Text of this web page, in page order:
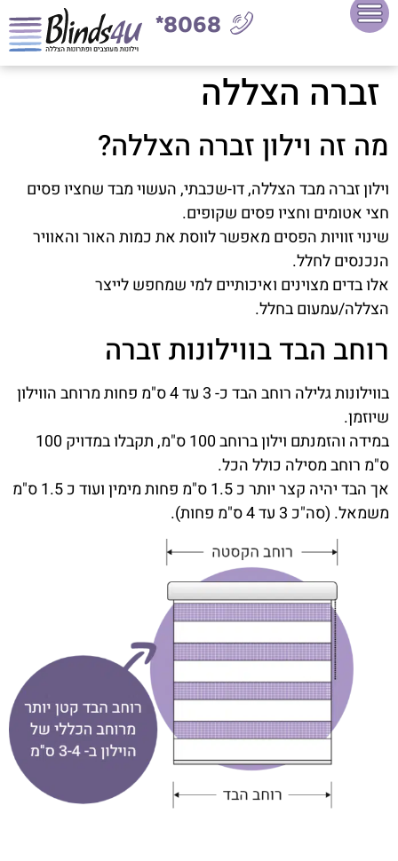
8068*
זברה הצללה
מה זה וילון זברה הצללה?
וילון זברה מבד הצללה, דו-שכבתי, העשוי מבד שחציו פסים
חצי אטומים וחציו פסים שקופים.
שינוי זוויות הפסים מאפשר לווסת את כמות האור והאוויר
הנכנסים לחלל.
אלו בדים מצוינים ואיכותיים למי שמחפש לייצר
הצללה/עמעום בחלל.
רוחב הבד בווילונות זברה
בווילונות גלילה רוחב הבד כ- 3 עד 4 ס"מ פחות מרוחב הווילון
שיוזמן.
במידה והזמנתם וילון ברוחב 100 ס"מ, תקבלו במדויק 100
ס"מ רוחב מסילה כולל הכל.
אך הבד יהיה קצר יותר כ 1.5 ס"מ פחות מימין ועוד כ 1.5 ס"מ
משמאל. (סה"כ 3 עד 4 ס"מ פחות).